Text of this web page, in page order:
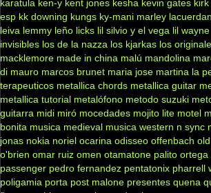
karatula ken-y kent jones kesha kevin gates
esp kk downing kungs ky-mani marley
leiva lemmy leño licks lil silvio y el vega lil wayne
invisibles los de la nazza los kjarkas los
macklemore made in china malú mandolina
di mauro marcos brunet maria jose martina la
terapeuticos metallica chords metallica guitar
metallica tutorial metalófono metodo suzuki
guitarra midi miró mocedades mojito lite motel
bonita musica medieval musica western n sync
jonas nokia noriel ocarina odisseo offenbach
o'brien omar ruiz omen otamatone palito ortega
passenger pedro fernandez pentatonix pharrell
poligamia porta post malone presentes quena